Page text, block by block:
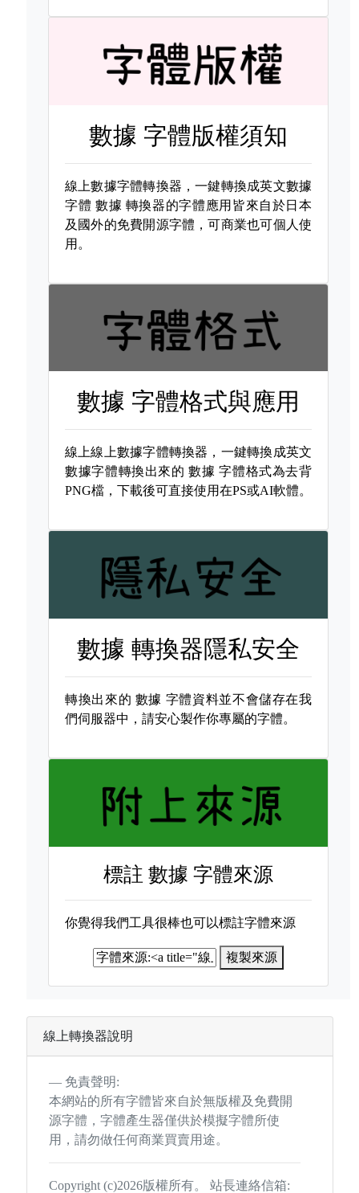
數據 字體版權須知
線上數據字體轉換器，一鍵轉換成英文數據
字體 數據 轉換器的字體應用皆來自於日本
及國外的免費開源字體，可商業也可個人使
用。
數據 字體格式與應用
線上線上數據字體轉換器，一鍵轉換成英文
數據字體轉換出來的數據 字體格式為去背
PNG檔，下載後可直接使用在PS或AI軟體。
數據 轉換器隱私安全
轉換出來的 數據 字體資料並不會儲存在我
們伺服器中，請安心製作你專屬的字體。
標註數據 字體來源
你覺得我們工具很棒也可以標註字體來源
複製來源
線上轉換器說明
免責聲明:
本網站的所有字體皆來自於無版權及免費開
源字體，字體產生器僅供於模擬字體所使
用，請勿做任何商業買賣用途。
Copyright (c)2026版權所有。 站長連絡信箱: